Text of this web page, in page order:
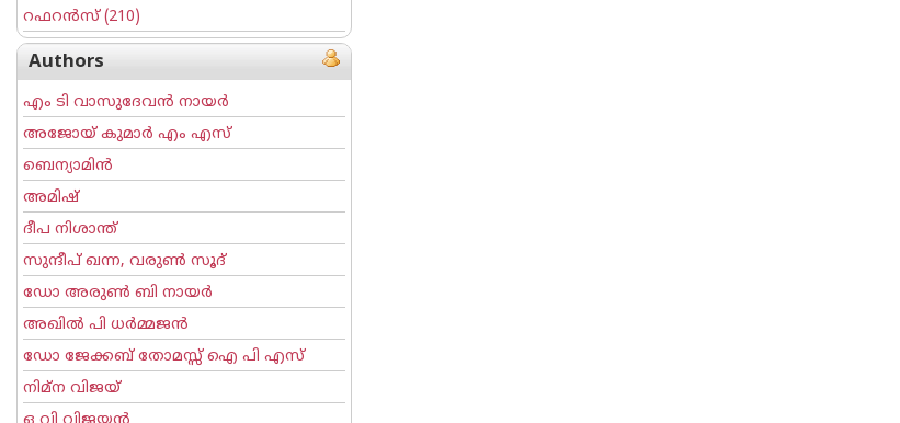
റഫറന്‍സ്(210)
Authors
എം ടി വാസുദേവന്‍ നായര്‍
അജോയ് കുമാര്‍ എം എസ്
ബെന്യാമിന്‍
അമിഷ്
ദീപ നിശാന്ത്
സുന്ദീപ് ഖന്ന, വരുൺ സൂദ്
ഡോ അരുണ്‍ ബി നായര്‍
അഖില്‍ പി ധര്‍മ്മജന്‍
ഡോ ജേക്കബ് തോമസ്സ് ഐ പി എസ്
നിമ്ന വിജയ്